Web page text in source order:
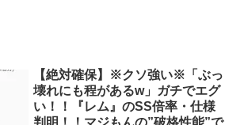
【絶対確保】※クソ強い※「ぶっ
壊れにも程があるw」ガチでエグ
い！！『レム』のSS倍率・仕様
判明！！マジもんの”破格性能”で